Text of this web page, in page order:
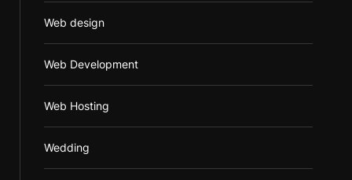
Web design
Web Development
Web Hosting
Wedding